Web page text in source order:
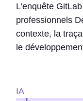
L'enquête
professionnels
contexte, la
le
IA